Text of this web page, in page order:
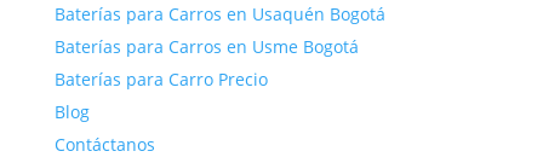
Baterías para Carros en Usaquén Bogotá
Baterías para Carros en Usme Bogotá
Baterías para Carro Precio
Blog
Contáctanos